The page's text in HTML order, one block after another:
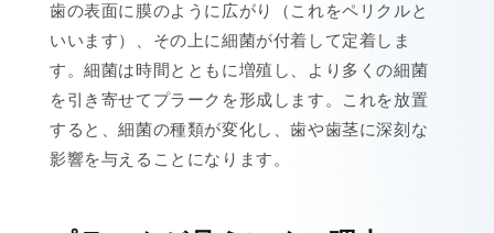
歯の表面に膜のように広がり（これをペリクルと
いいます）、その上に細菌が付着して定着しま
す。細菌は時間とともに増殖し、より多くの細菌
を引き寄せてプラークを形成します。これを放置
すると、細菌の種類が変化し、歯や歯茎に深刻な
影響を与えることになります。